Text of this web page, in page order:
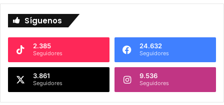
e
r
Síguenos
2.385
Seguidores
24.632
Seguidores
3.861
Seguidores
9.536
Seguidores